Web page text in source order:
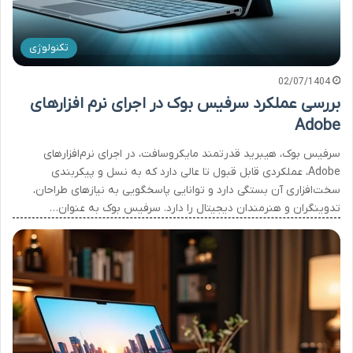
تکنولوژی
02/07/1404
بررسی عملکرد سرفیس بوک در اجرای نرم افزارهای
Adobe
سرفیس بوک، هیبرید قدرتمند مایکروسافت، در اجرای نرم‌افزارهای
Adobe، عملکردی قابل قبول تا عالی دارد که به نسل و پیکربندی
سخت‌افزاری آن بستگی دارد و توانایی پاسخگویی به نیازهای طراحان،
تدوینگران و هنرمندان دیجیتال را دارد. سرفیس بوک به عنوان…